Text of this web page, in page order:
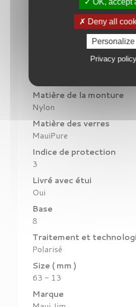
Matière de la monture
Nylon
Matière des verres
MauiPure
Indice de protection
3
Livré avec étui
Oui
Base
8
Traitement et
Polarisé
Size ( mm )
63 - 13
Marque
Deny all
Personalize
Privacy policy